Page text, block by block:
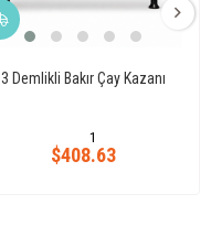
3 Demlikli Bakır Çay Kazanı
1
$408.63